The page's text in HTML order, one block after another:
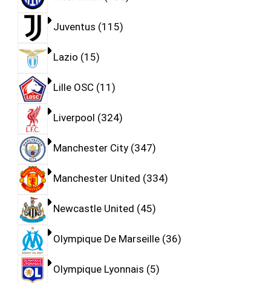
Juventus 115
Lazio 15
Lille OSC 11
Liverpool 324
Manchester City 347
Manchester United 334
Newcastle United 45
Olympique De Marseille 36
Olympique Lyonnais 5